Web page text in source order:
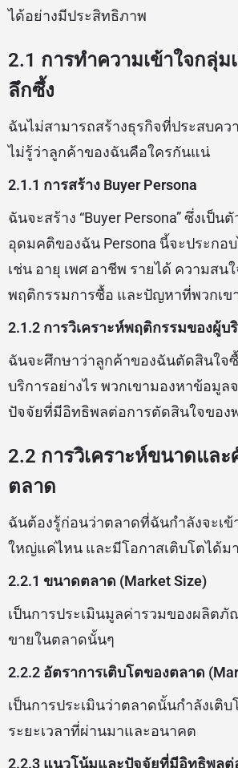
ได้อย่างมีประสิทธิภาพ
2.1 การทำความเข้าใจกลุ่ม
ลึกซึ้ง
ฉันไม่สามารถสร้างธุรกิจที่ประสบคว
ไม่รู้ว่าลูกค้าของฉันคือใครกันแน่
2.1.1 การสร้าง Buyer Persona
ฉันจะสร้าง “Buyer Persona” ซึ่งเป็
อุดมคติของฉัน Persona นี้จะประกอ
เช่น อายุ เพศ อาชีพ รายได้ ความสน
พฤติกรรมการซื้อ และปัญหาที่พวกเข
2.1.2 การวิเคราะห์พฤติกรรมของผู้บ
ฉันจะศึกษาว่าลูกค้าของฉันตัดสินใจ
บริการอย่างไร พวกเขามองหาข้อมูล
ปัจจัยที่มีอิทธิพลต่อการตัดสินใจของพ
2.2 การวิเคราะห์ขนาดแล
ตลาด
ฉันต้องรู้ก่อนว่าตลาดที่ฉันกำลังจะเ
ใหญ่แค่ไหน และมีโอกาสเติบโตได้ม
2.2.1 ขนาดตลาด (Market Size)
เป็นการประเมินมูลค่ารวมของผลิต
ขายในตลาดนั้นๆ
2.2.2 อัตราการเติบโตของตลาด
เป็นการประเมินว่าตลาดนั้นกำลังเติ
ระยะเวลาที่ผ่านมาและอนาคต
2.2.3 แนวโน้มและปัจจัยที่มีอิทธิพลต่